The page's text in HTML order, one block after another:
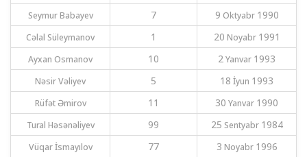
Seymur Babayev
7
9 Oktyabr 1990
Cəlal Süleymanov
1
20 Noyabr 1991
Ayxan Osmanov
10
2 Yanvar 1993
Nəsir Vəliyev
5
18 İyun 1993
Rüfət Əmirov
11
30 Yanvar 1990
Tural Həsənəliyev
99
25 Sentyabr 1984
Vüqar İsmayılov
77
3 Noyabr 1996